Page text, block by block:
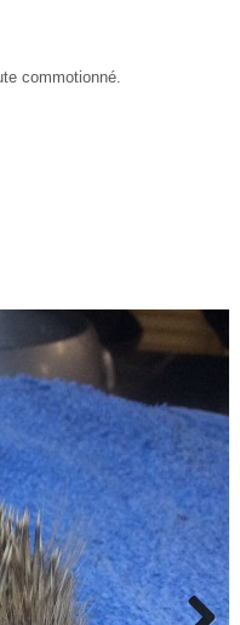
commotionné.